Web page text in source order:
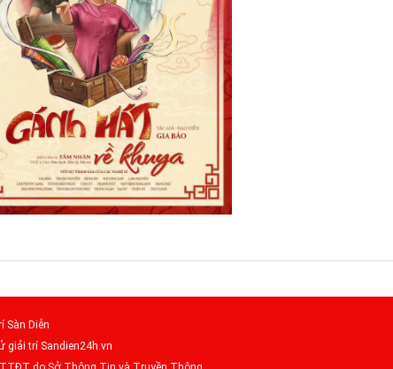
Sàn Diễn
giải trí Sandien24h.vn